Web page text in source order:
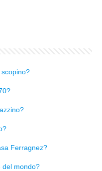
Ferragnez?
del mondo?